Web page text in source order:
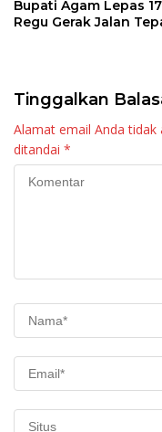
Bupati Agam Lepas
Regu Gerak Jalan
Tinggalkan
Alamat email Anda tidak
ditandai *